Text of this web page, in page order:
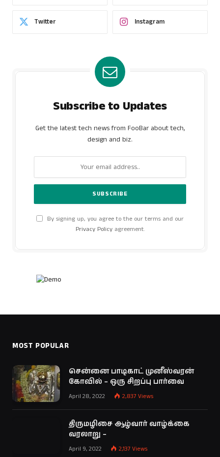
Twitter Instagram
Subscribe to Updates
Get the latest tech news from FooBar about tech,
design and biz.
By signing up, you agree to the our terms and our
Privacy Policyagreement.
MOST POPULAR
சென்னை பாடிகாட் முனீஸ்வரன்
கோவில் – ஒரு சிறப்பு பார்வை
April 28, 2022 2,837 Views
திருமழிசை ஆழ்வார் வாழ்க்கை
வரலாறு –
April 9, 2022 2,137 Views